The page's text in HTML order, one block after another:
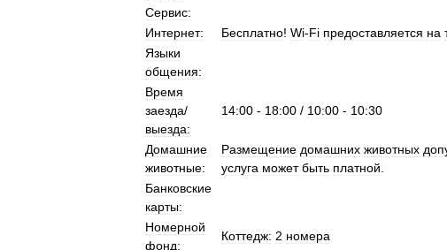
Сервис:
Интернет:
Бесплатно! Wi-Fi предоставляется на
Языки
общения:
Время
заезда/
выезда:
14:00 - 18:00 / 10:00 - 10:30
Домашние
животные:
Размещение домашних животных
услуга может быть платной
Банковские
карты:
Номерной
фонд:
Коттедж: 2 номера